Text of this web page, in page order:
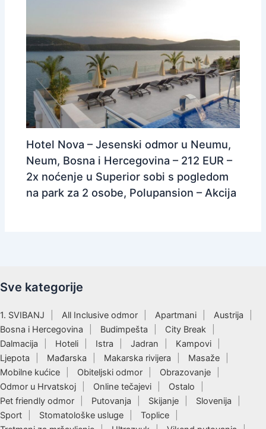
Hotel Nova – Jesenski odmor u Neumu,
Neum, Bosna i Hercegovina – 212 EUR –
2x noćenje u Superior sobi s pogledom
na park za 2 osobe, Polupansion – Akcija
Sve kategorije
1. SVIBANJ All Inclusive odmor Apartmani
Austrija
Bosna i Hercegovina
Budimpešta
City Break
Dalmacija
Hoteli Istra Jadran
Kampovi
Ljepota
Mađarska Makarska rivijera
Masaže
Mobilne kućice
Obiteljski odmor
Obrazovanje
Odmor u Hrvatskoj
Online tečajevi
Ostalo
Pet friendly odmor
Putovanja Skijanje
Slovenija
Sport
Stomatološke usluge
Toplice